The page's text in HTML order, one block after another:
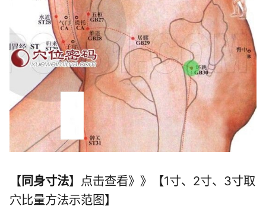
【同身寸法】点击查看》》【1寸、2寸、3寸取
穴比量方法示范图】